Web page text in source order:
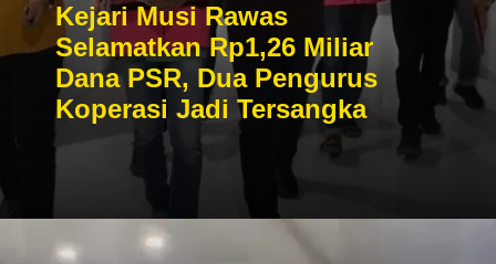
Kejari Musi Rawas
Selamatkan Rp1,26 Miliar
Dana PSR, Dua Pengurus
Koperasi Jadi Tersangka